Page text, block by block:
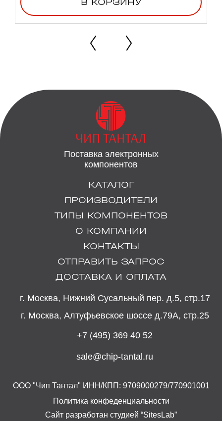
В КОРЗИНУ
Поставка электронных
компонентов
КАТАЛОГ
ПРОИЗВОДИТЕЛИ
ТИПЫ КОМПОНЕНТОВ
О КОМПАНИИ
КОНТАКТЫ
ОТПРАВИТЬ ЗАПРОС
ДОСТАВКА И ОПЛАТА
г. Москва, Нижний Сусальный пер. д.5, стр.17
г. Москва, Алтуфьевское шоссе д.79А, стр.25
+7 (495) 369 40 52
sale@chip-tantal.ru
ООО "Чип Тантал" ИНН/КПП: 9709000279/770901001
Политика конфеденциальности
Сайт разработан студией “SitesLab”